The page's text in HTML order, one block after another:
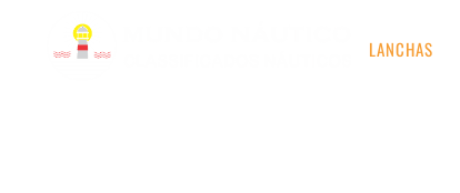
LANCHAS